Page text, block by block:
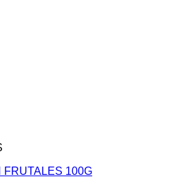
FRUTALES 100G